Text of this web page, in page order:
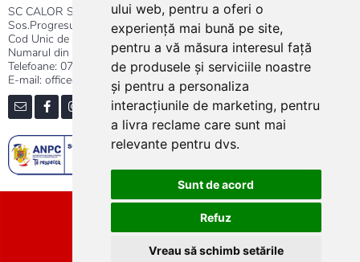
ului web, pentru a oferi o
experiență mai bună pe site,
pentru a vă măsura interesul față
de produsele și serviciile noastre
și pentru a personaliza
interacțiunile de marketing, pentru
a livra reclame care sunt mai
relevante pentru dvs.
Sunt de acord
Refuz
Vreau să schimb setările
SC CALOR SRL
Sos.Progresului nr.30-40, Sector 5, Bucuresti
Cod Unic de Inregistrare: RO 3004724
Numarul din Registrul Comertului:J40/13176/1991
Telefoane: 0737.23.44.44|021.411.44.44
E-mail: office@calor.ro